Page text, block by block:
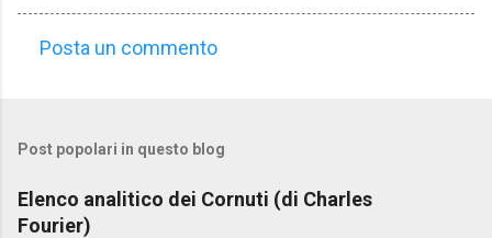
m
e
n
Posta un commento
Post popolari in questo blog
Elenco analitico dei Cornuti (di Charles
Fourier)